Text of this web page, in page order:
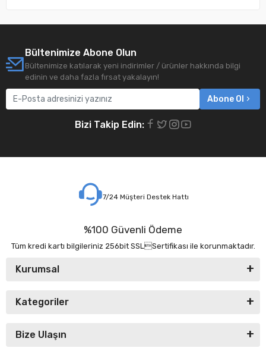
Bültenimize Abone Olun
Bültenimize katılarak yeni indirimler / ürünler hakkında bilgi
edinin ve daha fazla fırsat yakalayın!
Abone Ol
Bizi Takip Edin:
7/24 Müşteri Destek Hattı
%100 Güvenli Ödeme
Tüm kredi kartı bilgileriniz 256bit SSLSertifikası ile korunmaktadır.
Kurumsal
Kategoriler
Bize Ulaşın